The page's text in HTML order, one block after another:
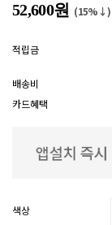
52,600원 (15%↓)
적립금
배송비
카드혜택
색상